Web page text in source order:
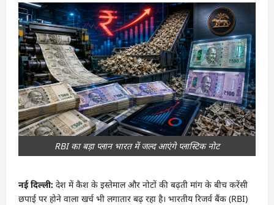
RBI का बड़ा प्लान भारत में जल्द आएंगे प्लास्टिक नोट
नई दिल्ली: देश में कैश के इस्तेमाल और नोटों की बढ़ती मांग के बीच करेंसी
छपाई पर होने वाला खर्च भी लगातार बढ़ रहा है। भारतीय रिजर्व बैंक (RBI)